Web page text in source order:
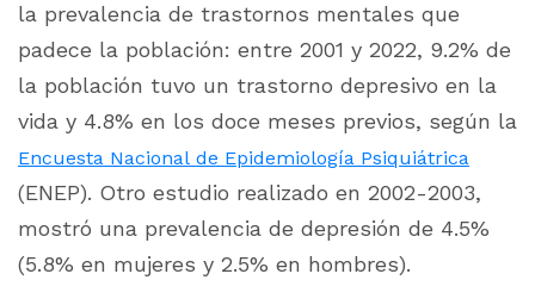
la prevalencia de trastornos mentales que
padece la población: entre 2001 y 2022, 9.2% de
la población tuvo un trastorno depresivo en la
vida y 4.8% en los doce meses previos, según la
Encuesta Nacional de Epidemiología Psiquiátrica
(ENEP). Otro estudio realizado en 2002-2003,
mostró una prevalencia de depresión de 4.5%
(5.8% en mujeres y 2.5% en hombres).